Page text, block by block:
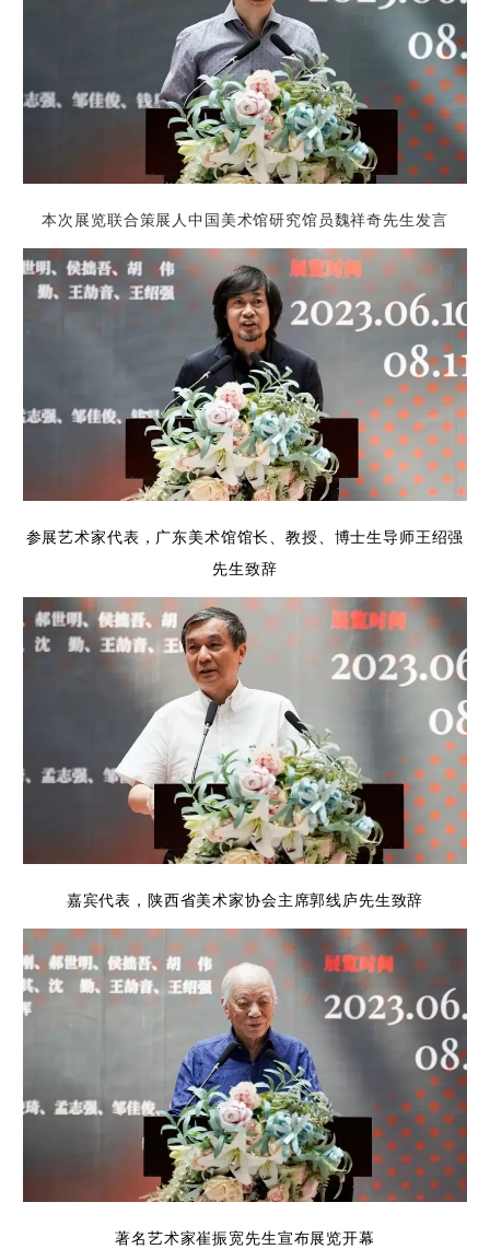
本次展览联合策展人中国美术馆研究馆员魏祥奇先生发言
参展艺术家代表，广东美术馆馆长、教授、博士生导师王绍强
先生致辞
嘉宾代表，陕西省美术家协会主席郭线庐先生致辞
著名艺术家崔振宽先生宣布展览开幕